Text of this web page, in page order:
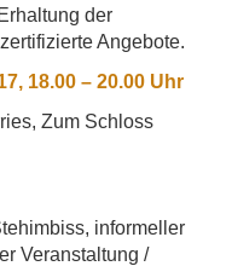
der
Angebote.
18.00 – 20.00 Uhr
Zum Schloss
informeller
Veranstaltung /